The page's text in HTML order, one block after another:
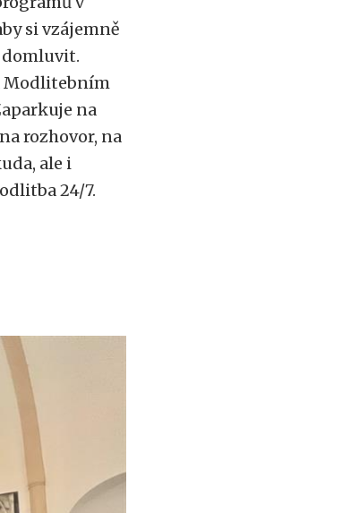
si vzájemně
domluvit.
Modlitebním
na
rozhovor, na
ale i
24/7.